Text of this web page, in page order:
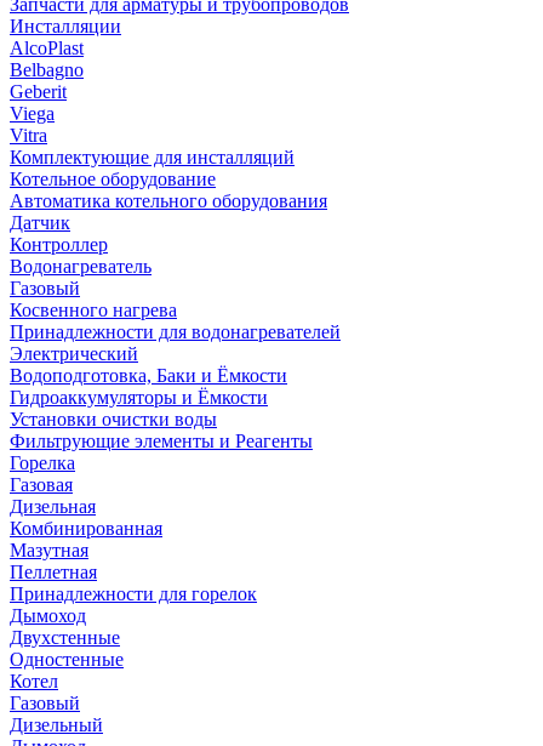
Запчасти для арматуры и трубопроводов
Инсталляции
AlcoPlast
Belbagno
Geberit
Viega
Vitra
Комплектующие для инсталляций
Котельное оборудование
Автоматика котельного оборудования
Датчик
Контроллер
Водонагреватель
Газовый
Косвенного нагрева
Принадлежности для водонагревателей
Электрический
Водоподготовка, Баки и Ёмкости
Гидроаккумуляторы и Ёмкости
Установки очистки воды
Фильтрующие элементы и Реагенты
Горелка
Газовая
Дизельная
Комбинированная
Мазутная
Пеллетная
Принадлежности для горелок
Дымоход
Двухстенные
Одностенные
Котел
Газовый
Дизельный